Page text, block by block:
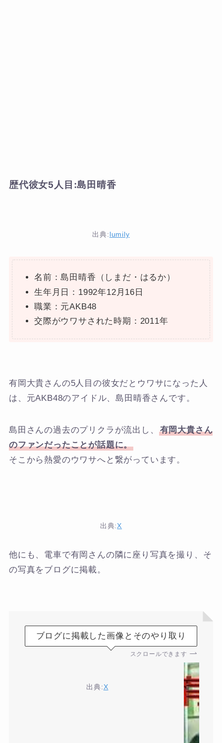
歴代彼女5人目:島田晴香
出典: lumily
名前：島田晴香（しまだ・はるか）
生年月日：1992年12月16日
職業：元AKB48
交際がウワサされた時期：2011年
有岡大貴さんの5人目の彼女だとウワサになった人
は、元AKB48のアイドル、島田晴香さんです。
島田さんの過去のプリクラが流出し、
有岡大貴さん
のファンだったことが話題に。
そこから熱愛のウワサへと繋がっています。
出典:X
他にも、電車で有岡さんの隣に座り写真を撮り、そ
の写真をブログに掲載。
ブログに掲載した画像とそのやり取り
スクロールできます
出典:X